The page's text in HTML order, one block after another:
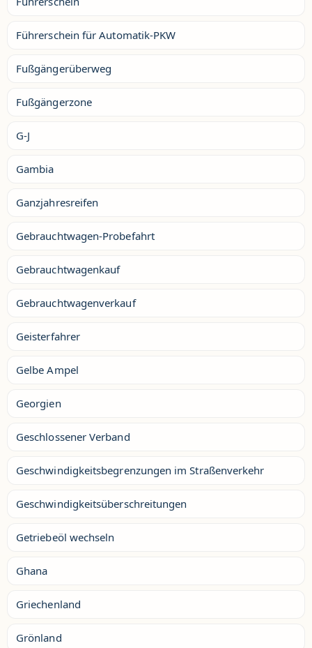
Führerschein für Automatik-PKW
Fußgängerüberweg
Fußgängerzone
G-J
Gambia
Ganzjahresreifen
Gebrauchtwagen-Probefahrt
Gebrauchtwagenkauf
Gebrauchtwagenverkauf
Geisterfahrer
Gelbe Ampel
Georgien
Geschlossener Verband
Geschwindigkeitsbegrenzungen im Straßenverkehr
Geschwindigkeitsüberschreitungen
Getriebeöl wechseln
Ghana
Griechenland
Grönland